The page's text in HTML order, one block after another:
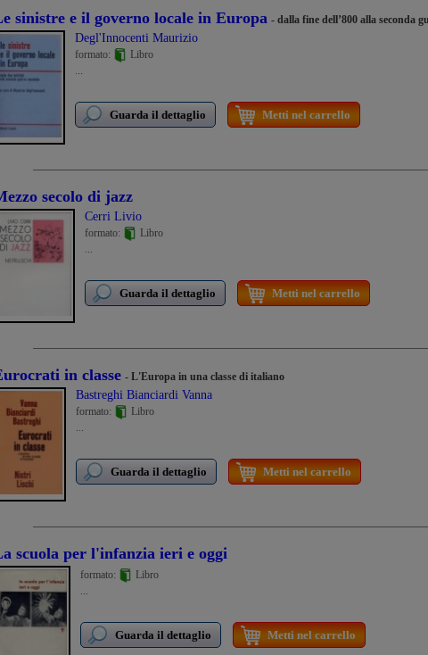
sinistre e il governo locale in Europa - dalla fine dell’800 alla seconda
Degl'Innocenti Maurizio
formato:
Libro
...
Guarda il dettaglio Metti nel carrello
secolo di jazz
Cerri Livio
formato:
Libro
...
Guarda il dettaglio Metti nel carrello
in classe - L'Europa in una classe di italiano
Bastreghi Bianciardi Vanna
formato:
Libro
...
Guarda il dettaglio Metti nel carrello
scuola per l'infanzia ieri e oggi
formato:
Libro
...
Guarda il dettaglio Metti nel carrello